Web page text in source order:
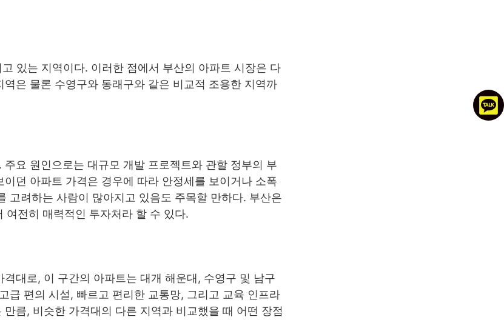
있는 지역이다. 이러한 점에서 부산의 아파트 시장은 다
은 물론 수영구와 동래구와 같은 비교적 조용한 지역까
요 원인으로는 대규모 개발 프로젝트와 관할 정부의 부
던 아파트 가격은 경우에 따라 안정세를 보이거나 소폭
고려하는 사람이 많아지고 있음도 주목할 만하다. 부산은
여전히 매력적인 투자처라 할 수 있다.
대로, 이 구간의 아파트는 대개 해운대, 수영구 및 남구
급 편의 시설, 빠르고 편리한 교통망, 그리고 교육 인프라
큼, 비슷한 가격대의 다른 지역과 비교했을 때 어떤 장점